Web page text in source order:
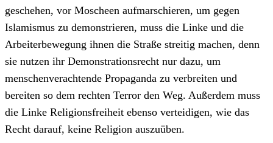
geschehen, vor Moscheen aufmarschieren, um gegen
Islamismus zu demonstrieren, muss die Linke und die
Arbeiterbewegung ihnen die Straße streitig machen, denn
sie nutzen ihr Demonstrationsrecht nur dazu, um
menschenverachtende Propaganda zu verbreiten und
bereiten so dem rechten Terror den Weg. Außerdem muss
die Linke Religionsfreiheit ebenso verteidigen, wie das
Recht darauf, keine Religion auszuüben.